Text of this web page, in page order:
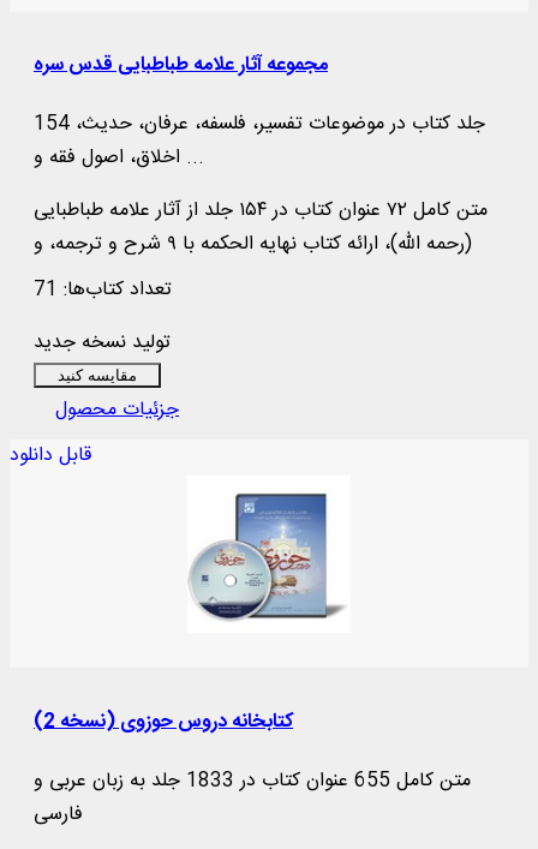
مجموعه آثار علامه طباطبایی قدس سره
154 جلد کتاب در موضوعات تفسیر، فلسفه، عرفان، حدیث،
اخلاق، اصول فقه و ...
متن کامل ۷۲ عنوان کتاب در ۱۵۴ جلد از آثار علامه طباطبایی
(رحمه الله)، ارائه کتاب نهایه الحکمه با ۹ شرح و ترجمه، و
کتاب بدایه الحکمه با ۳ شرح و ترجمه، نمایش ۱۲۷ تصویر،تعداد کتاب‌ها: 71
تولید نسخه جدید
مقایسه کنید
جزئیات محصول
قابل دانلود
کتابخانه دروس حوزوی (نسخه 2)
متن کامل 655 عنوان کتاب در 1833 جلد به زبان عربی و
فارسی